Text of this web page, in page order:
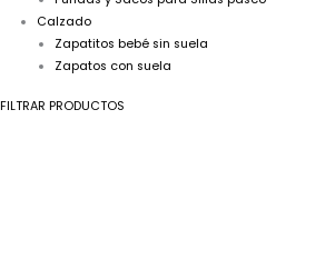
Calzado
Zapatitos bebé sin suela
Zapatos con suela
FILTRAR PRODUCTOS